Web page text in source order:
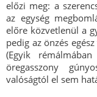
előzi meg: a
az egység
előre közvetlenül a
pedig az önzés
(Egyik
öregasszony
valóságtól el sem